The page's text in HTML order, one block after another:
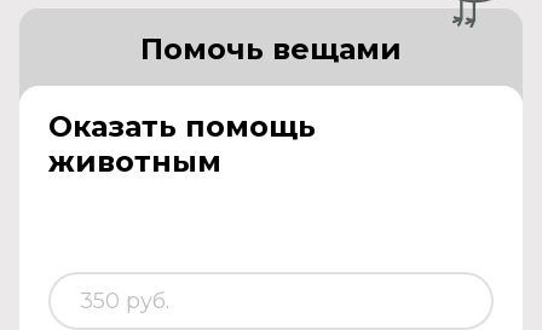
Оказать помощь
животным
Помочь вещами